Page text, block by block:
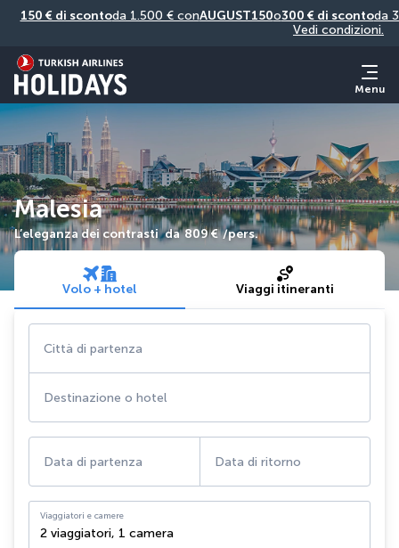
150 € di scontoda 1.500 € conAUGUST150o300 € di scontoda
Vedi condizioni.
Menu
Malesia
L’eleganza dei contrasti da 809 € /pers.
Volo + hotel Viaggi itineranti
Città di partenza
Destinazione o hotel
Data di partenza Data di ritorno
Viaggiatori e camere
2 viaggiatori, 1 camera